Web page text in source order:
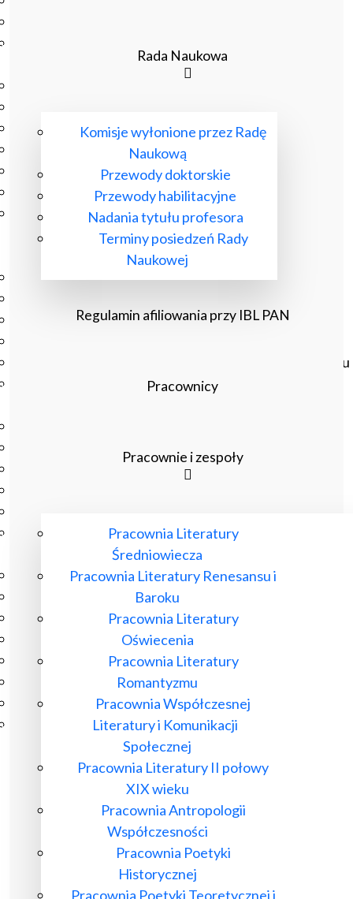
Szkolenia
Szkoła Doktorska Anthropos
Erasmus
Olimpiada Literatury i Języka Polskiego
Olimpiada Literatury i Języka Polskiego dla Szkół
Podstawowych
O bibliotece
Czasopisma drukowane prenumerowane w 2026 roku
Czasopisma on-line prenumerowane w 2026 roku
Biblioteka Pisarzy Staropolskich
Otwarta Nauka – Publikacje
Dla Pracowników IBL
Zarządzenia Dyrektora IBL
Decyzje Dyrektora IBL
Komunikaty Dyrekcji IBL
HR Excellence in Research
Pliki do pobrania
Inne akty wewnętrzne IBL
Poczta ibl.waw.pl
Rada Naukowa
Komisje wyłonione przez Radę
Naukową
Przewody doktorskie
Przewody habilitacyjne
Nadania tytułu profesora
Terminy posiedzeń Rady
Naukowej
Regulamin afiliowania przy IBL PAN
Pracownicy
Pracownie i zespoły
Pracownia Literatury
Średniowiecza
Pracownia Literatury Renesansu i
Baroku
Pracownia Literatury
Oświecenia
Pracownia Literatury
Romantyzmu
Pracownia Współczesnej
Literatury i Komunikacji
Społecznej
Pracownia Literatury II połowy
XIX wieku
Pracownia Antropologii
Współczesności
Pracownia Poetyki
Historycznej
Pracownia Poetyki Teoretycznej i